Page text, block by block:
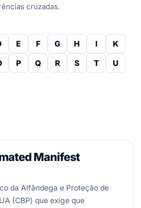
cruzadas.
E F G H I
K
P Q R S T
U
Manifest
da Alfândega e Proteção de
(CBP) que exige que